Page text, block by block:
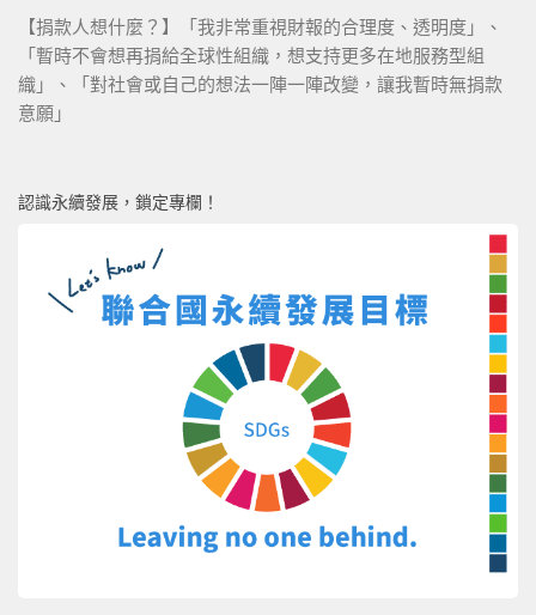
【捐款人想什麼？】「我非常重視財報的合理度、透明度」、
「暫時不會想再捐給全球性組織，想支持更多在地服務型組
織」、「對社會或自己的想法一陣一陣改變，讓我暫時無捐款
意願」
認識永續發展，鎖定專欄！